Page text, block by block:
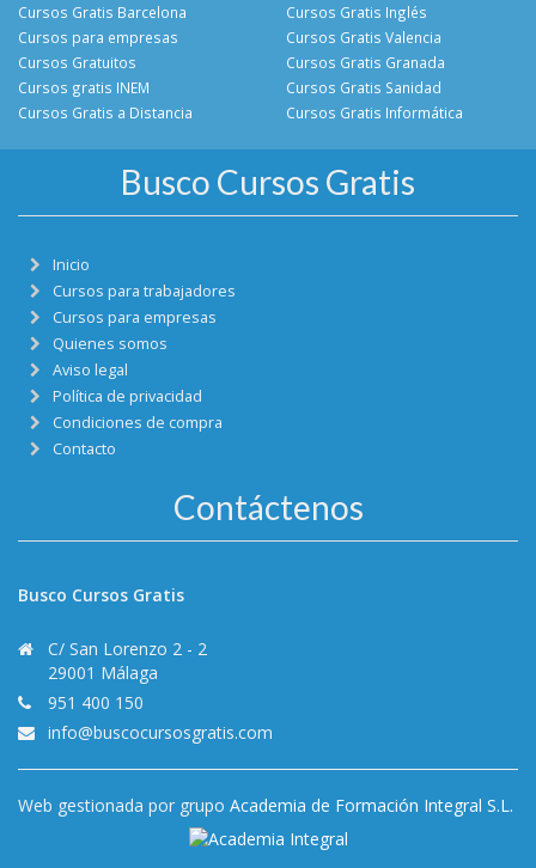
Cursos Gratis Barcelona
Cursos Gratis Inglés
Cursos para empresas
Cursos Gratuitos
Cursos gratis INEM
Cursos Gratis a Distancia
Cursos Gratis Valencia
Cursos Gratis Granada
Cursos Gratis Sanidad
Cursos Gratis Informática
Busco Cursos Gratis
Inicio
Cursos para trabajadores
Cursos para empresas
Quienes somos
Aviso legal
Política de privacidad
Condiciones de compra
Contacto
Contáctenos
Busco Cursos Gratis
C/ San Lorenzo 2 - 2
29001 Málaga
951 400 150
info@buscocursosgratis.com
Web gestionada por grupo Academia de Formación Integral S.L.